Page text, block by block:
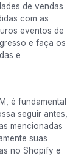
de vendas
com as
eventos de
e faça os
e
é fundamental
seguir antes,
mencionadas
suas
no Shopify e